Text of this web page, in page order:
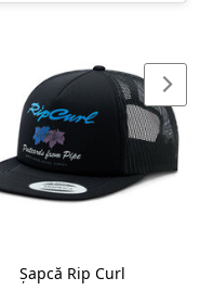
Șapcă Rip Curl